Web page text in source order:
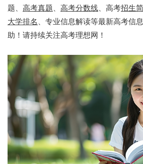
题、 高考真题、 高考分数线、高考招生
大学排名、专业信息解读等最新高考信
助！请持续关注高考理想网！